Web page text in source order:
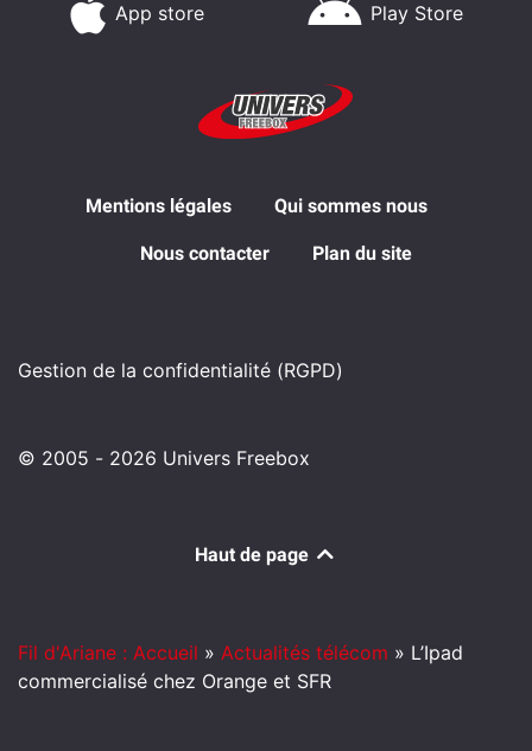
App store Play Store
Mentions légales Qui sommes nous
Nous contacter Plan du site
Gestion de la confidentialité (RGPD)
© 2005 - 2026 Univers Freebox
Haut de page
Fil d'Ariane : Accueil » Actualités télécom » L’Ipad
commercialisé chez Orange et SFR